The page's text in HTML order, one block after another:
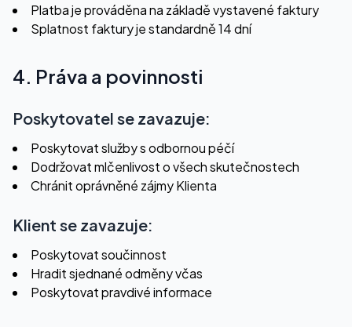
Platba je prováděna na základě vystavené faktury
Splatnost faktury je standardně 14 dní
4. Práva a povinnosti
Poskytovatel se zavazuje:
Poskytovat služby s odbornou péčí
Dodržovat mlčenlivost o všech skutečnostech
Chránit oprávněné zájmy Klienta
Klient se zavazuje:
Poskytovat součinnost
Hradit sjednané odměny včas
Poskytovat pravdivé informace